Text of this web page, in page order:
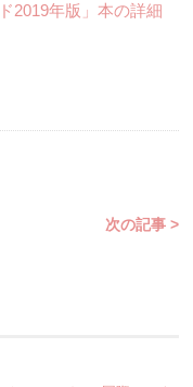
2019年版」本の詳細
次の記事 >